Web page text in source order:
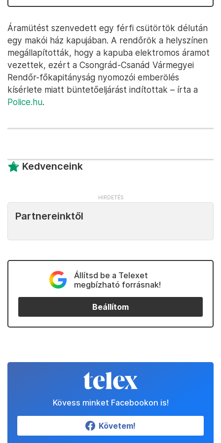
Áramütést szenvedett egy férfi csütörtök délután
egy makói ház kapujában. A rendőrök a helyszínen
megállapították, hogy a kapuba elektromos áramot
vezettek, ezért a Csongrád-Csanád Vármegyei
Rendőr-főkapitányság nyomozói emberölés
kísérlete miatt büntetőeljárást indítottak – írta a
Police.hu.
Kedvenceink
Partnereinktől
Állítsd be a Telexet
megbízható forrásnak!
Beállítom
Kövess minket Facebookon is!
Követem!